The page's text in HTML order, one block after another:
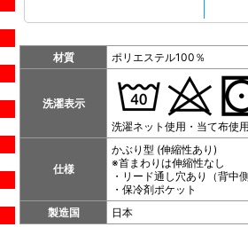
材質 ポリエステル100％
洗濯表示
洗濯ネット使用・当て布使
仕様
かぶり型 (伸縮性あり)
※首まわりは伸縮性なし
・リード通し穴あり（背中
・保冷剤ポケット
製造国
日本